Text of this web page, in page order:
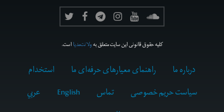
کلیه حقوق قانونی این سایت متعلق بهولانت‌مدیااست.
درباره ما راهنمای معیارهای حرفه‌ای ما
استخدام
سیاست حریم خصوصی
تماس English
عربي